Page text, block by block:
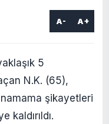
A- A+
5
N.K. (65),
şikayetleri
kaldırıldı.